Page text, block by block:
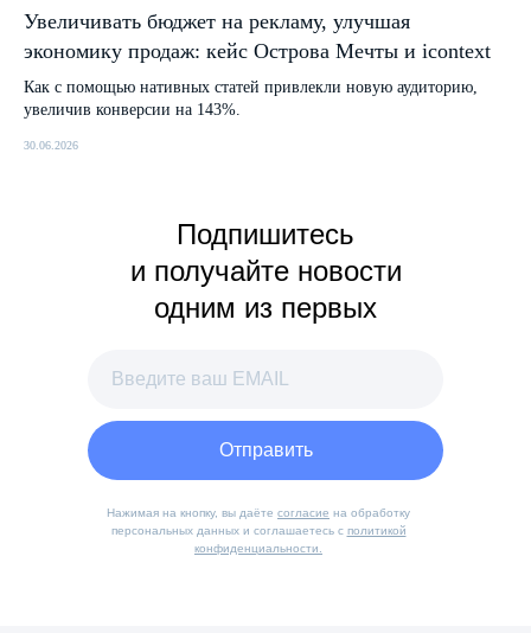
Увеличивать бюджет на рекламу, улучшая
экономику продаж: кейс Острова Мечты и icontext
Как с помощью нативных статей привлекли новую аудиторию,
увеличив конверсии на 143%.
30.06.2026
Отправить
Нажимая на кнопку, вы даёте согласие на обработку
персональных данных и соглашаетесь с политикой
конфиденциальности.
Подпишитесь
и получайте новости
одним из первых